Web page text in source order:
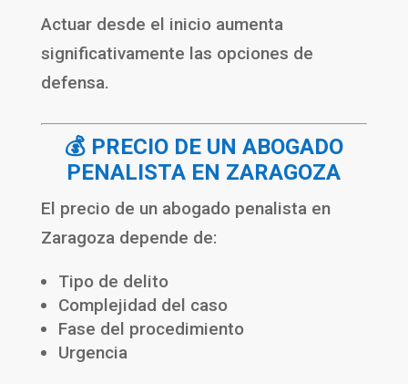
Actuar desde el inicio aumenta
significativamente las opciones de
defensa.
💰 PRECIO DE UN ABOGADO
PENALISTA EN ZARAGOZA
El precio de un abogado penalista en
Zaragoza depende de:
Tipo de delito
Complejidad del caso
Fase del procedimiento
Urgencia